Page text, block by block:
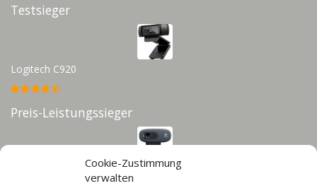
Cookie-Zustimmung
verwalten
Testsieger
Logitech C920
Preis-Leistungssieger